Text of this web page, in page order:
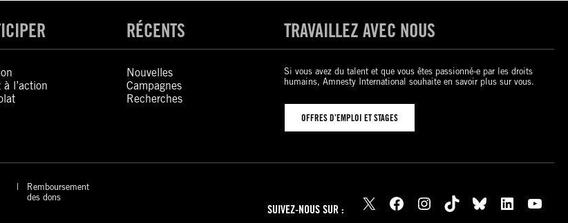
à l’action
RÉCENTS
Nouvelles
Campagnes
Recherches
TRAVAILLEZ AVEC NOUS
Si vous avez du talent et que vous êtes passionné-e par les droits
humains, Amnesty International souhaite en savoir plus sur vous.
OFFRES D’EMPLOI ET STAGES
Remboursement
des dons
SUIVEZ-NOUS SUR : X Facebook Instagram TikTok Bluesky LinkedIn YouTube